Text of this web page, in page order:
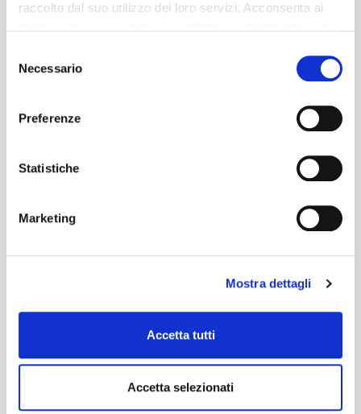
raccolto dal suo utilizzo dei loro servizi. Acconsenta ai
delNecessario
Preferenze
Statistiche
Marketing
Mostra dettagli
Accetta tutti
Accetta selezionati